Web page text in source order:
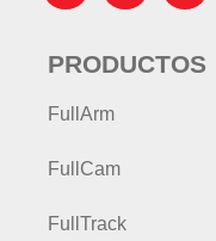
PRODUCTOS
FullArm
FullCam
FullTrack